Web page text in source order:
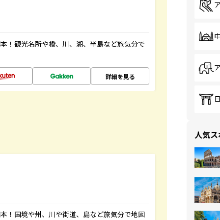
！観光名所や橋、川、湖、半島など旅気分で
詳細を見る
！国境や州、川や街道、島など旅気分で地図
人気